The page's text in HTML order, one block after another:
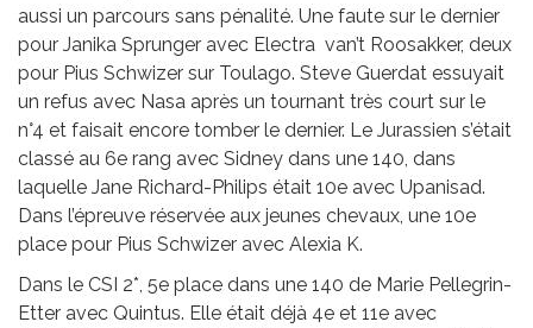
aussi un parcours sans pénalité. Une faute sur le dernier
pour Janika Sprunger avec Electra van’t Roosakker, deux
pour Pius Schwizer sur Toulago. Steve Guerdat essuyait
un refus avec Nasa après un tournant très court sur le
n°4 et faisait encore tomber le dernier. Le Jurassien s’était
classé au 6e rang avec Sidney dans une 140, dans
laquelle Jane Richard-Philips était 10e avec Upanisad.
Dans l’épreuve réservée aux jeunes chevaux, une 10e
place pour Pius Schwizer avec Alexia K.
Dans le CSI 2*, 5e place dans une 140 de Marie Pellegrin-
Etter avec Quintus. Elle était déjà 4e et 11e avec